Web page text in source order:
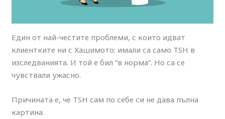
Един от най-честите проблеми, с които идват
клиентките ни с Хашимото: имали са само TSH в
изследванията. И той е бил “в норма”. Но са се
чувствали ужасно.
Причината е, че TSH сам по себе си не дава пълна
картина.